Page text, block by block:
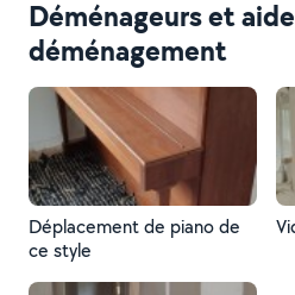
Déménageurs et
déménagement
Déplacement de piano de
ce style